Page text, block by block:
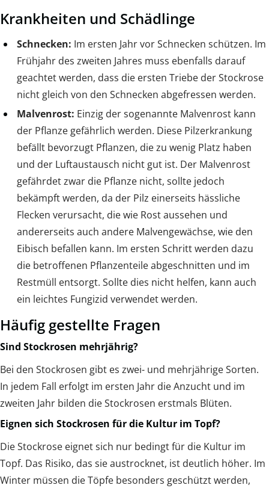
Krankheiten und Schädlinge
Schnecken: Im ersten Jahr vor Schnecken schützen. Im
Frühjahr des zweiten Jahres muss ebenfalls darauf
geachtet werden, dass die ersten Triebe der Stockrose
nicht gleich von den Schnecken abgefressen werden.
Malvenrost: Einzig der sogenannte Malvenrost kann
der Pflanze gefährlich werden. Diese Pilzerkrankung
befällt bevorzugt Pflanzen, die zu wenig Platz haben
und der Luftaustausch nicht gut ist. Der Malvenrost
gefährdet zwar die Pflanze nicht, sollte jedoch
bekämpft werden, da der Pilz einerseits hässliche
Flecken verursacht, die wie Rost aussehen und
andererseits auch andere Malvengewächse, wie den
Eibisch befallen kann. Im ersten Schritt werden dazu
die betroffenen Pflanzenteile abgeschnitten und im
Restmüll entsorgt. Sollte dies nicht helfen, kann auch
ein leichtes Fungizid verwendet werden.
Häufig gestellte Fragen
Sind Stockrosen mehrjährig?
Bei den Stockrosen gibt es zwei- und mehrjährige Sorten.
In jedem Fall erfolgt im ersten Jahr die Anzucht und im
zweiten Jahr bilden die Stockrosen erstmals Blüten.
Eignen sich Stockrosen für die Kultur im Topf?
Die Stockrose eignet sich nur bedingt für die Kultur im
Topf. Das Risiko, das sie austrocknet, ist deutlich höher. Im
Winter müssen die Töpfe besonders geschützt werden,